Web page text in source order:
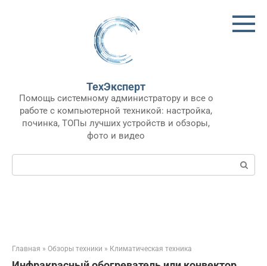
ТехЭксперт
Помощь системному администратору и все о
работе с компьютерной техникой: настройка,
починка, ТОПы лучших устройств и обзоры,
фото и видео
Поиск:
Главная » Обзоры техники » Климатическая техника